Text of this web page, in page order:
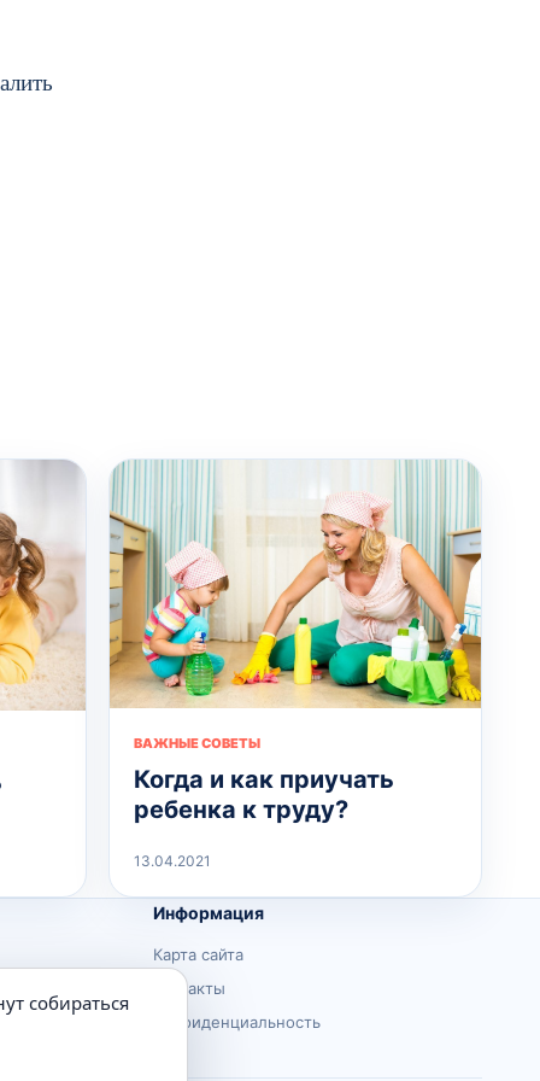
ВАЖНЫЕ СОВЕТЫ
Когда и как приучать
ребенка к труду?
13.04.2021
Информация
Карта сайта
Контакты
Конфиденциальность
собираться